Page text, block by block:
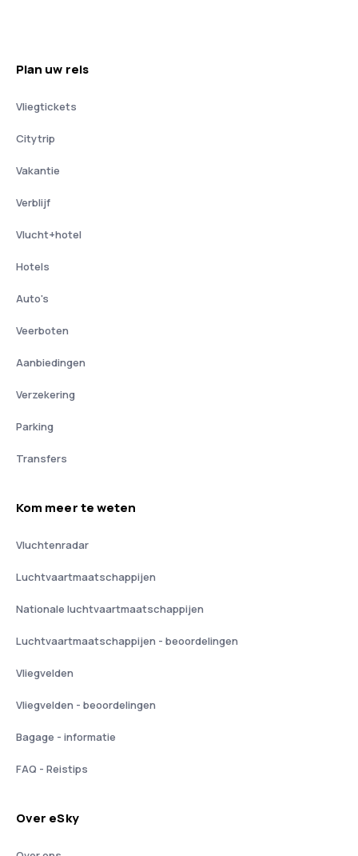
Plan uw reis
Vliegtickets
Citytrip
Vakantie
Verblijf
Vlucht+hotel
Hotels
Auto's
Veerboten
Aanbiedingen
Verzekering
Parking
Transfers
Kom meer te weten
Vluchtenradar
Luchtvaartmaatschappijen
Nationale luchtvaartmaatschappijen
Luchtvaartmaatschappijen - beoordelingen
Vliegvelden
Vliegvelden - beoordelingen
Bagage - informatie
FAQ - Reistips
Over eSky